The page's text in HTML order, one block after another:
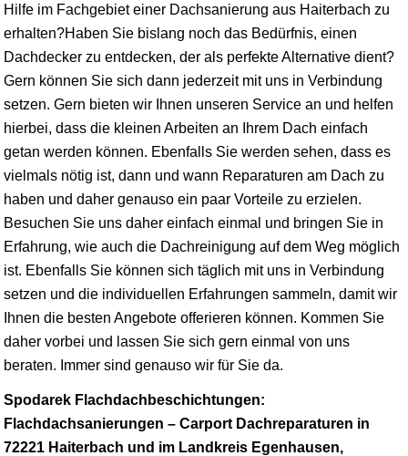
Hilfe im Fachgebiet einer Dachsanierung aus Haiterbach zu
erhalten?Haben Sie bislang noch das Bedürfnis, einen
Dachdecker zu entdecken, der als perfekte Alternative dient?
Gern können Sie sich dann jederzeit mit uns in Verbindung
setzen. Gern bieten wir Ihnen unseren Service an und helfen
hierbei, dass die kleinen Arbeiten an Ihrem Dach einfach
getan werden können. Ebenfalls Sie werden sehen, dass es
vielmals nötig ist, dann und wann Reparaturen am Dach zu
haben und daher genauso ein paar Vorteile zu erzielen.
Besuchen Sie uns daher einfach einmal und bringen Sie in
Erfahrung, wie auch die Dachreinigung auf dem Weg möglich
ist. Ebenfalls Sie können sich täglich mit uns in Verbindung
setzen und die individuellen Erfahrungen sammeln, damit wir
Ihnen die besten Angebote offerieren können. Kommen Sie
daher vorbei und lassen Sie sich gern einmal von uns
beraten. Immer sind genauso wir für Sie da.
Spodarek Flachdachbeschichtungen:
Flachdachsanierungen – Carport Dachreparaturen in
72221 Haiterbach und im Landkreis Egenhausen,